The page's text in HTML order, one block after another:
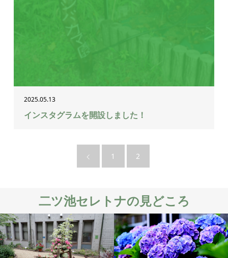
2025.05.13
インスタグラムを開設しました！
1 2
二ツ池セレトナの見どころ